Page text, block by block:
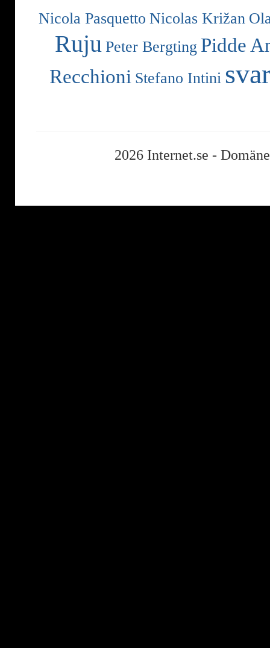
Nicola Pasquetto Nicolas Križan
Ruju Peter Bergting Pidde
Recchioni Stefano Intini
2026 Internet.se -